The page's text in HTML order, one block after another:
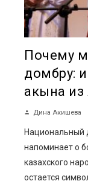
Почему
домбру:
акына из
Дина Акишева
Национальный
напоминает о
казахского
остается